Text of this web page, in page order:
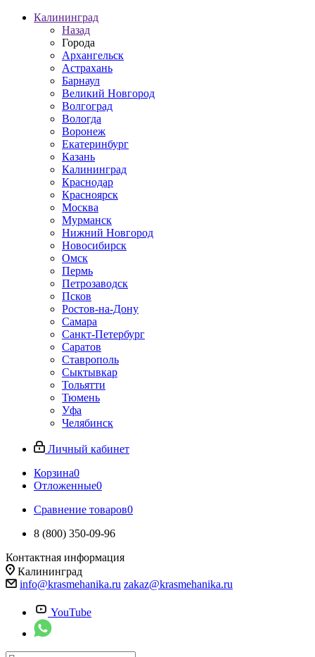
Калининград
Назад
Города
Архангельск
Астрахань
Барнаул
Великий Новгород
Волгоград
Вологда
Воронеж
Екатеринбург
Казань
Калининград
Краснодар
Красноярск
Москва
Мурманск
Нижний Новгород
Новосибирск
Омск
Пермь
Петрозаводск
Псков
Ростов-на-Дону
Самара
Санкт-Петербург
Саратов
Ставрополь
Сыктывкар
Тольятти
Тюмень
Уфа
Челябинск
Личный кабинет
Корзина0
Отложенные0
Сравнение товаров0
8 (800) 350-09-96
Контактная информация
Калининград
info@krasmehanika.ru zakaz@krasmehanika.ru
YouTube